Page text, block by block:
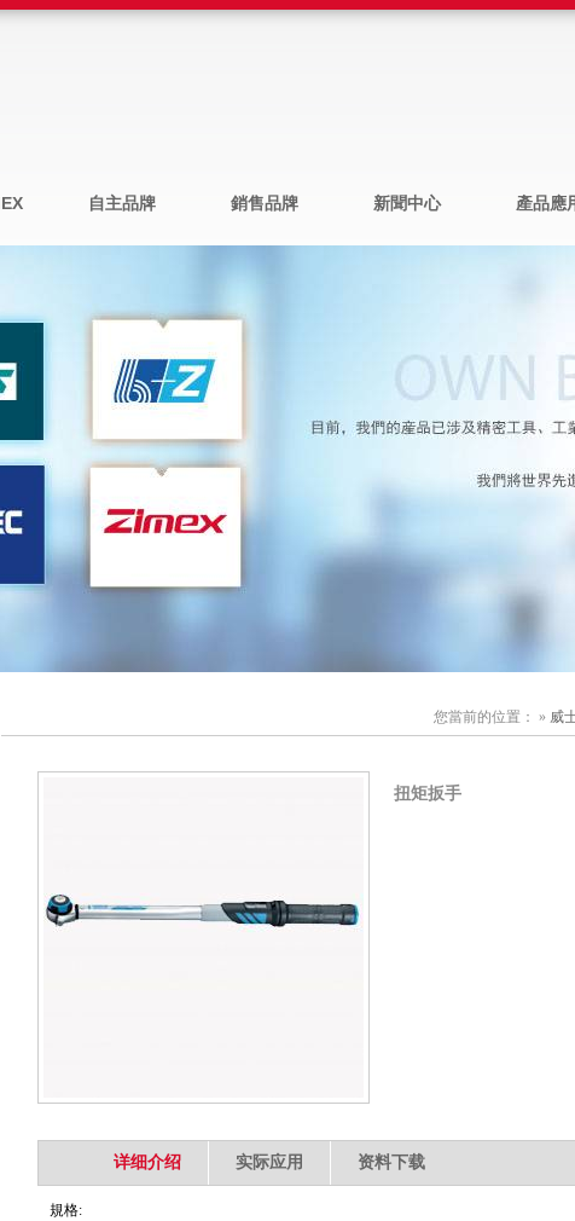
自主品牌 銷售品牌 新聞中心 產品應
您當前的位置： » 威
扭矩扳手
详细介绍 实际应用 资料下载
規格: